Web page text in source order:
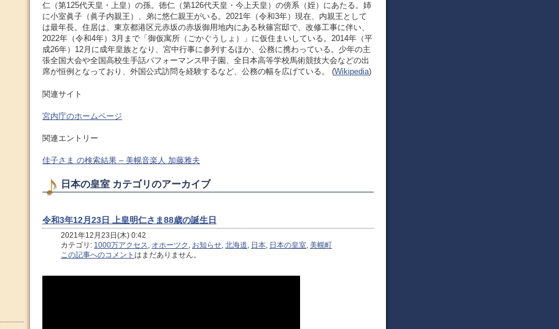
仁（第125代天皇・上皇）の孫。徳仁（第126代天皇・今上天皇）の傍系（姪）にあたる。姉
に小室眞子（眞子内親王）、弟に悠仁親王がいる。2021年（令和3年）現在、内親王として
は最年長。住居は、東京都港区元赤坂の赤坂御用地内にある秋篠宮邸で、改修工事に伴い、
2022年（令和4年）3月まで「御仮寓所（ごかぐうしょ）」に仮住まいしている。2014年（平
成26年）12月に成年皇族となり、宮中行事に参列するほか、公務に携わっている。少年の主
張全国大会や全国高校生手話パフォーマンス甲子園、全日本高等学校馬術競技大会などの出
席が恒例となっており、外国公式訪問を経験するなど、公務の幅を広げている。 (Wikipedia)
関連サイト
宮内庁のホームページ
関連エントリー
佳子さま の検索結果 – 美幌音楽人 加藤雅夫
日本の皇室 カテゴリのアーカイブ
令和3年12月23日 上皇明仁さま88歳の誕生日
2021年12月23日(木) 0:42
カテゴリ: 1000万アクセス, オホーツク , お知らせ, 北海道, 日本, 日本の皇室, 美幌町
この記事へのコメント はまだありません。